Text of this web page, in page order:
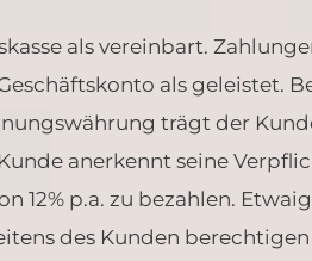
als vereinbart.
als geleistet.
trägt der
anerkennt seine
12% p.a. zu bezahlen.
des Kunden